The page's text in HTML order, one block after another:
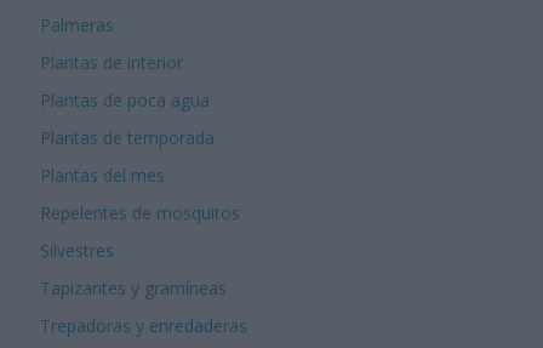
Palmeras
Plantas de interior
Plantas de poca agua
Plantas de temporada
Plantas del mes
Repelentes de mosquitos
Silvestres
Tapizantes y gramíneas
Trepadoras y enredaderas